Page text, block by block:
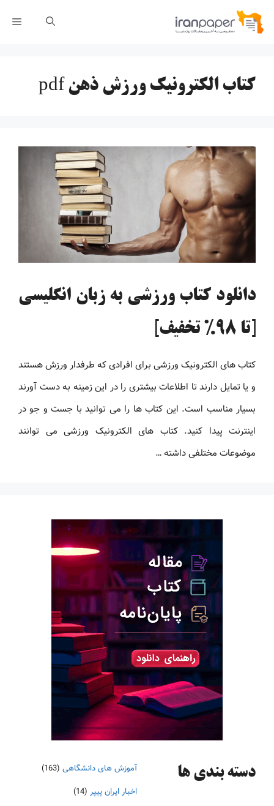
پرش
کتاب الکترونیک ورزش ذهن pdf
دانلود کتاب ورزشی به زبان انگلیسی
[تا 98% تخفیف]
کتاب های الکترونیک ورزشی برای افرادی که طرفدار ورزش هستند
و یا تمایل دارند تا اطلاعات بیشتری را در این زمینه به دست آورند
بسیار مناسب است. این کتاب ها را می توانید با جست و جو در
اینترنت پیدا کنید. کتاب های الکترونیک ورزشی می توانند
موضوعات مختلفی داشته …
دسته‌ بندی ها آموزش های دانشگاهی (163)
اخبار ایران پیپر (14)